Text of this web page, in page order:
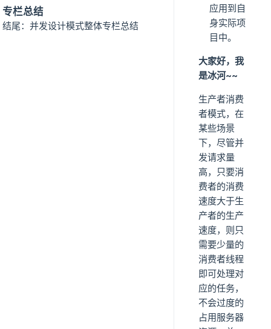
专栏总结
结尾：并发设计模式整体专栏总结
应用到自
身实际项
目中。
大家好，我
是冰河~~
生产者消费
者模式，在
某些场景
下，尽管并
发请求量
高，只要消
费者的消费
速度大于生
产者的生产
速度，则只
需要少量的
消费者线程
即可处理对
应的任务，
不会过度的
占用服务器